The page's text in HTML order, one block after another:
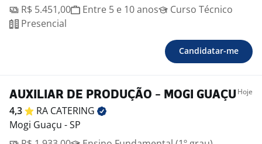
R$ 5.451,00
Entre 5 e 10 anos
Curso Técnico
Presencial
Candidatar-me
AUXILIAR DE PRODUÇÃO - MOGI GUAÇU Hoje
4,3 RA CATERING
Mogi Guaçu - SP